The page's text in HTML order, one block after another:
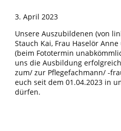
3. April 2023
Unsere Auszubildenen (von
Stauch Kai, Frau Haselör
(beim Fototermin
uns die Ausbildung
zum/ zur Pflegefachmann/ -
euch seit dem 01.04.2023 in
dürfen.